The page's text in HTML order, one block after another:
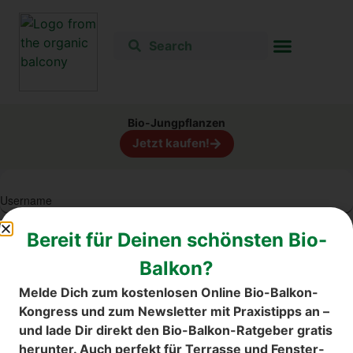
Bio-Jung­pflan­zen
Jetzt kau­fen!
User­na­me
Pass­word
Lost your pass­word?
Bereit für Dei­nen schöns­ten Bio-
Bal­kon?
Mel­de Dich zum kos­ten­lo­sen Online Bio-Bal­kon-
Kon­gress und zum News­let­ter mit Pra­xis­tipps an –
und lade Dir direkt den Bio-Bal­kon-Rat­ge­ber gra­tis
her­un­ter. Auch per­fekt für Ter­ras­se und Fens­ter­